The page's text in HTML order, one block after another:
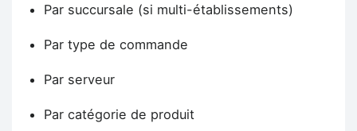
Par succursale (si multi-établissements)
Par type de commande
Par serveur
Par catégorie de produit